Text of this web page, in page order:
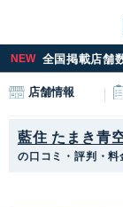
NEW 全国掲載店舗
店舗情報
藍住 たまき青
の口コミ・評判・料